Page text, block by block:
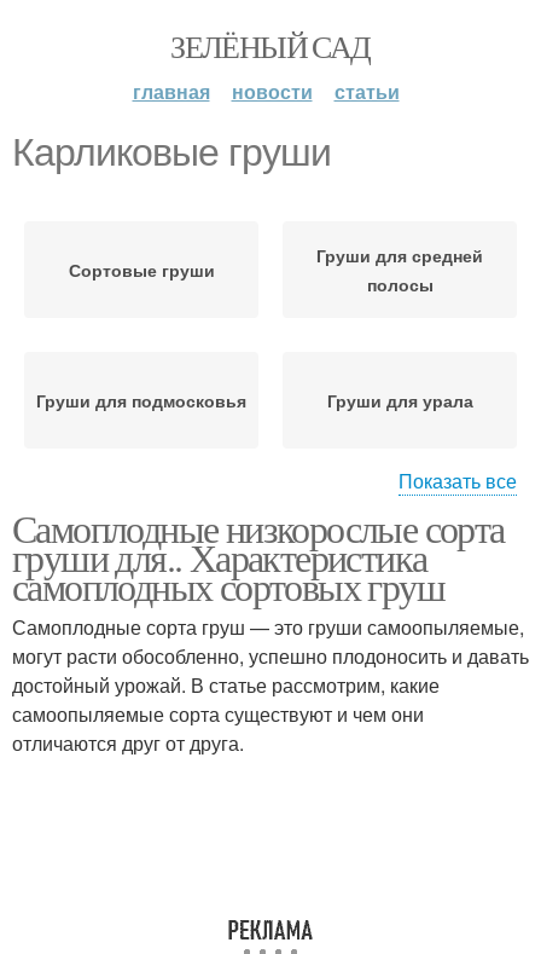
ЗЕЛЁНЫЙ САД
главная новости статьи
Карликовые груши
Сортовые груши
Груши для средней
полосы
Груши для подмосковья Груши для урала
Груши на урале Карликовая груша
Показать все
Самоплодные низкорослые сорта
груши для.. Характеристика
самоплодных сортовых груш
Самоплодные сорта груш — это груши самоопыляемые,
могут расти обособленно, успешно плодоносить и давать
достойный урожай. В статье рассмотрим, какие
самоопыляемые сорта существуют и чем они
отличаются друг от друга.